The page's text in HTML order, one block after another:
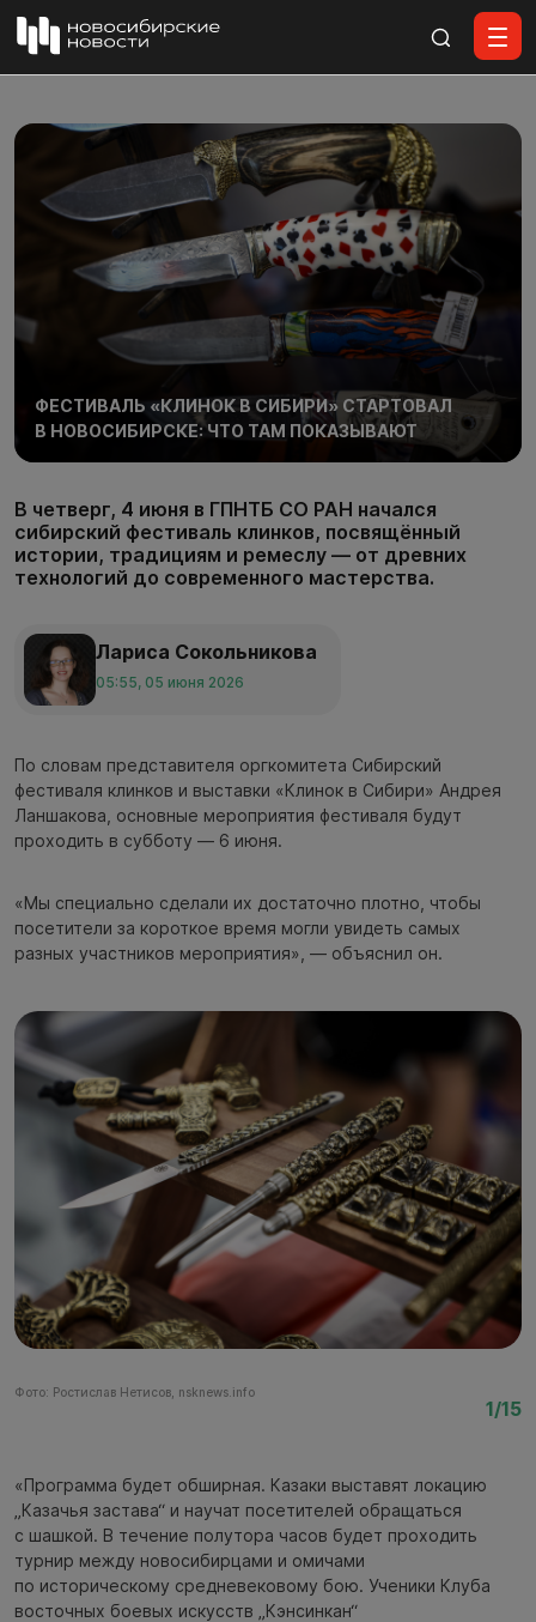
ФЕСТИВАЛЬ «КЛИНОК В СИБИРИ» СТАРТОВАЛ
В НОВОСИБИРСКЕ: ЧТО ТАМ ПОКАЗЫВАЮТ
В четверг, 4 июня в ГПНТБ СО РАН начался
сибирский фестиваль клинков, посвящённый
истории, традициям и ремеслу — от древних
технологий до современного мастерства.
Лариса Сокольникова
05:55, 05 июня 2026
По словам представителя оргкомитета Сибирский
фестиваля клинков и выставки «Клинок в Сибири» Андрея
Ланшакова, основные мероприятия фестиваля будут
проходить в субботу — 6 июня.
«Мы специально сделали их достаточно плотно, чтобы
посетители за короткое время могли увидеть самых
разных участников мероприятия», — объяснил он.
Фото: Ростислав Нетисов, nsknews.info
1/15
«Программа будет обширная. Казаки выставят локацию
„Казачья застава“ и научат посетителей обращаться
с шашкой. В течение полутора часов будет проходить
турнир между новосибирцами и омичами
по историческому средневековому бою. Ученики Клуба
восточных боевых искусств „Кэнсинкан“